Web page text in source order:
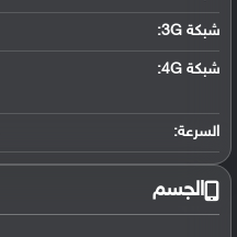
شبكة 3G :
شبكة 4G :
السرعة:
الجسم